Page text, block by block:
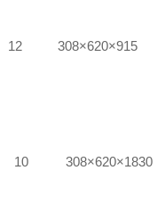
性价比非常
性能,密度